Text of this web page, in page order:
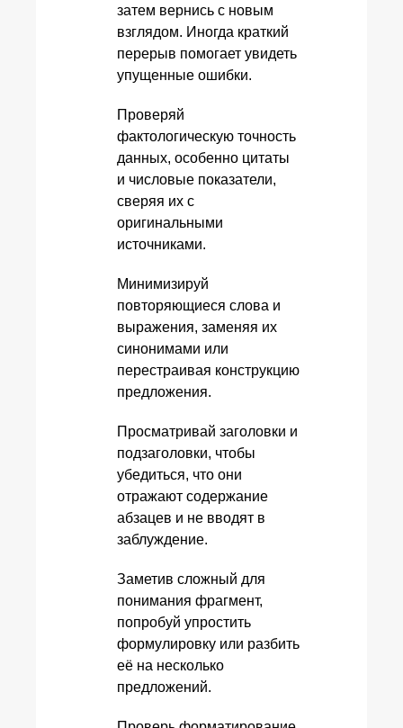
затем вернись с новым
взглядом. Иногда краткий
перерыв помогает увидеть
упущенные ошибки.
Проверяй
фактологическую точность
данных, особенно цитаты
и числовые показатели,
сверяя их с
оригинальными
источниками.
Минимизируй
повторяющиеся слова и
выражения, заменяя их
синонимами или
перестраивая конструкцию
предложения.
Просматривай заголовки и
подзаголовки, чтобы
убедиться, что они
отражают содержание
абзацев и не вводят в
заблуждение.
Заметив сложный для
понимания фрагмент,
попробуй упростить
формулировку или разбить
её на несколько
предложений.